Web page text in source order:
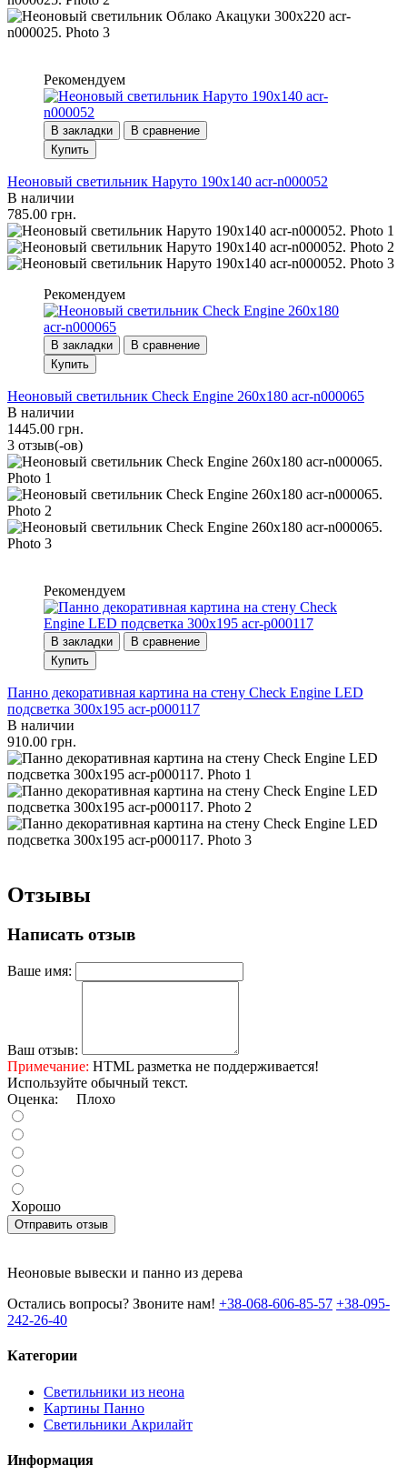
Рекомендуем
В закладки
В сравнение
Купить
Неоновый светильник Наруто 190х140 acr-n000052
В наличии
785.00 грн.
Рекомендуем
В закладки
В сравнение
Купить
Неоновый светильник Check Engine 260х180 acr-n000065
В наличии
1445.00 грн.
3 отзыв(-ов)
Рекомендуем
В закладки
В сравнение
Купить
Панно декоративная картина на стену Check Engine LED
подсветка 300х195 acr-p000117
В наличии
910.00 грн.
Отзывы
Написать отзыв
Ваше имя:
Ваш отзыв:
Примечание: HTML разметка не поддерживается!
Используйте обычный текст.
Оценка: Плохо
Хорошо
Отправить отзыв
Неоновые вывески и панно из дерева
Остались вопросы? Звоните нам! +38-068-606-85-57 +38-095-
242-26-40
Категории
Светильники из неона
Картины Панно
Светильники Акрилайт
Информация